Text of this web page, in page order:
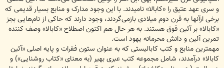
و سری عهد عتیق را «کابالا» نامیدند. با این وجود مدارک و منابع بسیار قدیمی که
برخی ازآنها به قرن دوم میلادی بازمی‌گردند، وجود دارند که حاکی از نام‌هایی بجز
«کابالا» بر آئین فوق هستند. به هر حال هم اکنون اصطلاح «کابالا» وصف کننده
تمرین آئین و دانش محرمانه یهود است.
مهمترین منابع و کتب کابالیستی که به عنوان ستون فقرات و پایه اصلی «آئین
کابالا» درآمدند، شامل مجموعه کتب عبری بهیر (به معنای «کتاب روشنایی») و